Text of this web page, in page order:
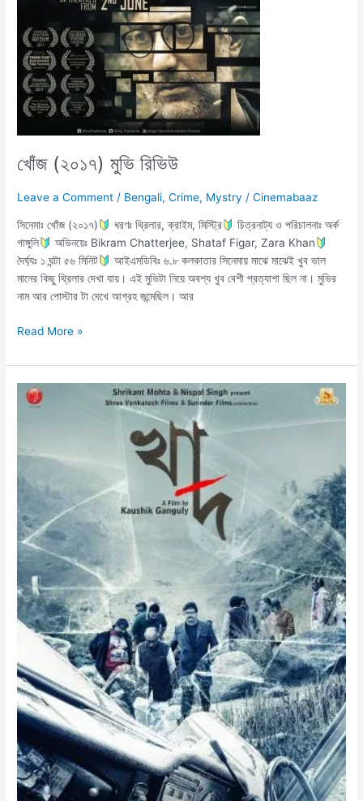
খোঁজ (২০১৭) মুভি রিভিউ
Leave a Comment / Bengali,Crime, Mystry /Cinemabaaz
সিনেমাঃ খোঁজ (২০১৭) ধরণঃ থ্রিলার, ক্রাইম, মিস্ট্রি
চিত্রনাট্য ও পরিচালনাঃ অর্ক
গাঙ্গুলি
অভিনয়েঃ Bikram Chatterjee, Shataf Figar, Zara Khan
দৈর্ঘ্যঃ ১ ঘন্টা ৫৬ মিনিট
আইএমডিবিঃ ৬.৮ কলকাতার সিনেমায় মাঝে মাঝেই খুব ভাল
মানের কিছু থ্রিলার দেখা যায়। এই মুভিটা নিয়ে অবশ্য খুব বেশী প্রত্যাশা ছিল না। মুভির
নাম আর পোস্টার টা দেখে আগ্রহ জন্মেছিল। আর
Read More »
খাদ
মুভি